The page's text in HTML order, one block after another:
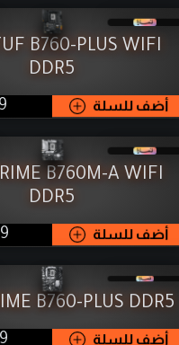
B760-PLUS WIFI
DDR5
أضف للسلة
B760M-A WIFI
DDR5
أضف للسلة
B760-PLUS DDR5
أضف للسلة